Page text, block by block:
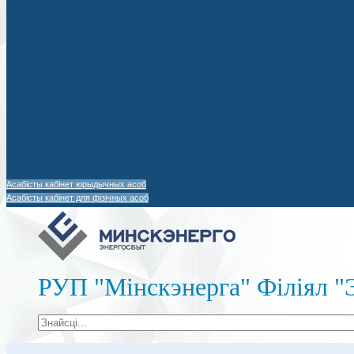
Асабісты кабінет юрыдычных асоб
Асабісты кабінет для фізічных асоб
РУП "Мінскэнерга" Філіял